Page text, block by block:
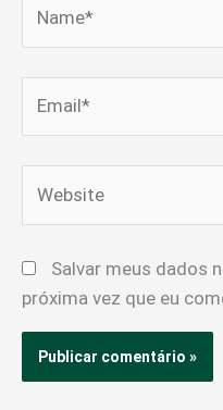
Salvar meus dados
próxima vez que eu